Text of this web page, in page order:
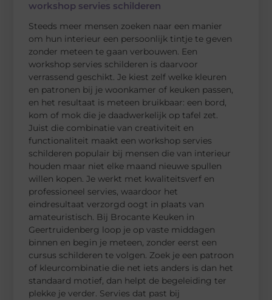
workshop servies schilderen
Steeds meer mensen zoeken naar een manier
om hun interieur een persoonlijk tintje te geven
zonder meteen te gaan verbouwen. Een
workshop servies schilderen is daarvoor
verrassend geschikt. Je kiest zelf welke kleuren
en patronen bij je woonkamer of keuken passen,
en het resultaat is meteen bruikbaar: een bord,
kom of mok die je daadwerkelijk op tafel zet.
Juist die combinatie van creativiteit en
functionaliteit maakt een workshop servies
schilderen populair bij mensen die van interieur
houden maar niet elke maand nieuwe spullen
willen kopen. Je werkt met kwaliteitsverf en
professioneel servies, waardoor het
eindresultaat verzorgd oogt in plaats van
amateuristisch. Bij Brocante Keuken in
Geertruidenberg loop je op vaste middagen
binnen en begin je meteen, zonder eerst een
cursus schilderen te volgen. Zoek je een patroon
of kleurcombinatie die net iets anders is dan het
standaard motief, dan helpt de begeleiding ter
plekke je verder. Servies dat past bij